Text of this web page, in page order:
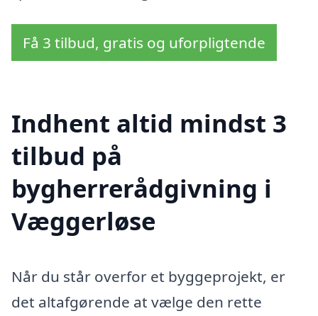
Få 3 tilbud, gratis og uforpligtende
Indhent altid mindst 3
tilbud på
bygherrerådgivning i
Væggerløse
Når du står overfor et byggeprojekt, er
det altafgørende at vælge den rette